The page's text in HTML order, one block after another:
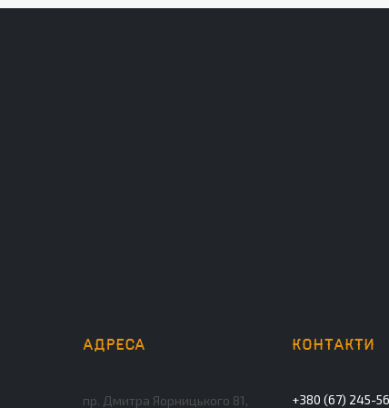
пр. Дмитра Яорницького 81, +380 (67) 245-